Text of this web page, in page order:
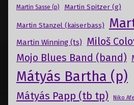
Martin Sasse (p) Martin Spitzer (g)
Martin Stanzel (kaiserbass)
Martin Winning (ts) Miloš
Mojo Blues Band (band)
Mátyás Bartha (p)
Mátyás Papp (tb tp) Niko